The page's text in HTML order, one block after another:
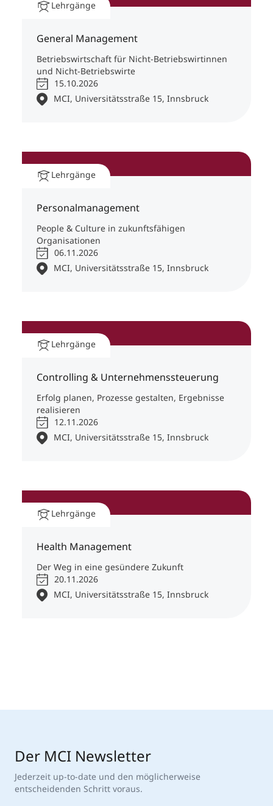
Pegger, Kofler & Partner, Innsbruck / Tirol
Unternehmensberater – M&A – Restrukturierungen
– Unternehmensstrategie, Wattens / Tirol
Lehrgänge
General Management
Betriebswirtschaft für Nicht-Betriebswirtinnen
und Nicht-Betriebswirte
15.10.2026
MCI, Universitätsstraße 15, Innsbruck
Lehrgänge
Personalmanagement
People & Culture in zukunftsfähigen
Organisationen
06.11.2026
MCI, Universitätsstraße 15, Innsbruck
Lehrgänge
Controlling & Unternehmenssteuerung
Erfolg planen, Prozesse gestalten, Ergebnisse
realisieren
12.11.2026
MCI, Universitätsstraße 15, Innsbruck
Lehrgänge
Health Management
Der Weg in eine gesündere Zukunft
20.11.2026
MCI, Universitätsstraße 15, Innsbruck
Der MCI Newsletter
Jederzeit up-to-date und den möglicherweise
entscheidenden Schritt voraus.